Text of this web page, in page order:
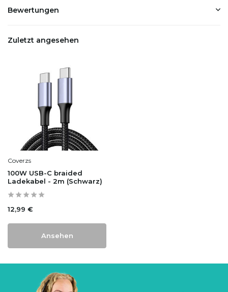
Bewertungen
Zuletzt angesehen
Coverzs
100W USB-C braided
Ladekabel - 2m (Schwarz)
12,99 €
Ansehen